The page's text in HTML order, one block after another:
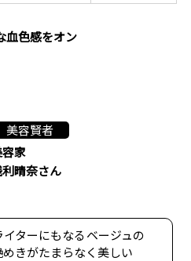
血色感をオン
美容賢者
家
晴奈さん
ターにもなるベージュの
きがたまらなく美しい